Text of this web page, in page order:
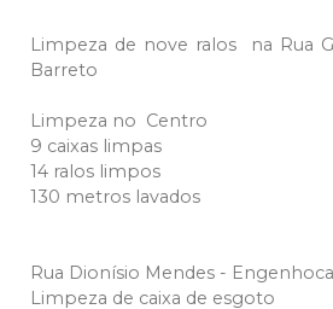
Limpeza de nove ralos na Rua
Barreto
Limpeza no Centro
9 caixas limpas
14 ralos limpos
130 metros lavados
Rua Dionísio Mendes - Engenhoca
Limpeza de caixa de esgoto